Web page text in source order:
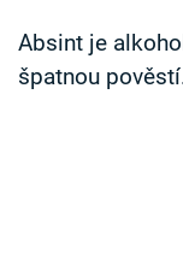
Absint je
špatnou